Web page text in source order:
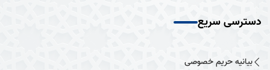
دسترسی سریع
بیانیه حریم خصوصی